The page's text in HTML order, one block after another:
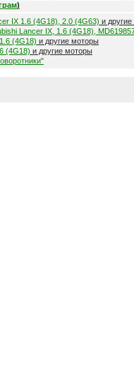
)
IX 1.6 (4G18), 2.0 (4G63) и
Lancer IX, 1.6 (4G18),
1.6 (4G18) и другие моторы
(4G18) и другие моторы